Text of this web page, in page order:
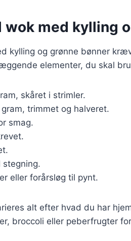
med kylling
kylling og grønne bønner
elementer, du skal
skåret i strimler.
trimmet og halveret.
smag.
stegning.
eller forårsløg til pynt.
alt efter hvad du har
broccoli eller peberfrugter